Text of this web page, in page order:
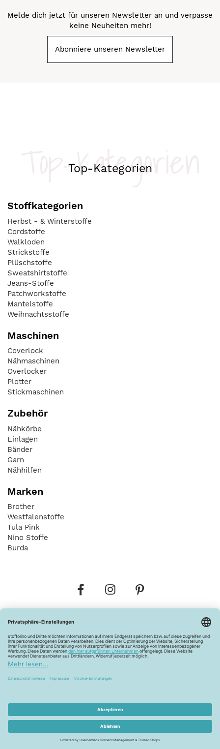
Melde dich jetzt für unseren Newsletter an und verpasse
keine Neuheiten mehr!
Abonniere unseren Newsletter
Top-Kategorien
Top-Kategorien
Stoffkategorien
Herbst - & Winterstoffe
Cordstoffe
Walkloden
Strickstoffe
Plüschstoffe
Sweatshirtstoffe
Jeans-Stoffe
Patchworkstoffe
Mantelstoffe
Weihnachtsstoffe
Maschinen
Coverlock
Nähmaschinen
Overlocker
Plotter
Stickmaschinen
Zubehör
Nähkörbe
Einlagen
Bänder
Garn
Nähhilfen
Marken
Brother
Westfalenstoffe
Tula Pink
Nino Stoffe
Burda
Widerrufsbelehrung Vertrag widerrufen
Barrierefreiheitserklärung
Pflegehinweise